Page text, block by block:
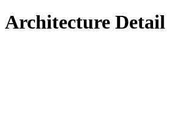
Architecture Detail